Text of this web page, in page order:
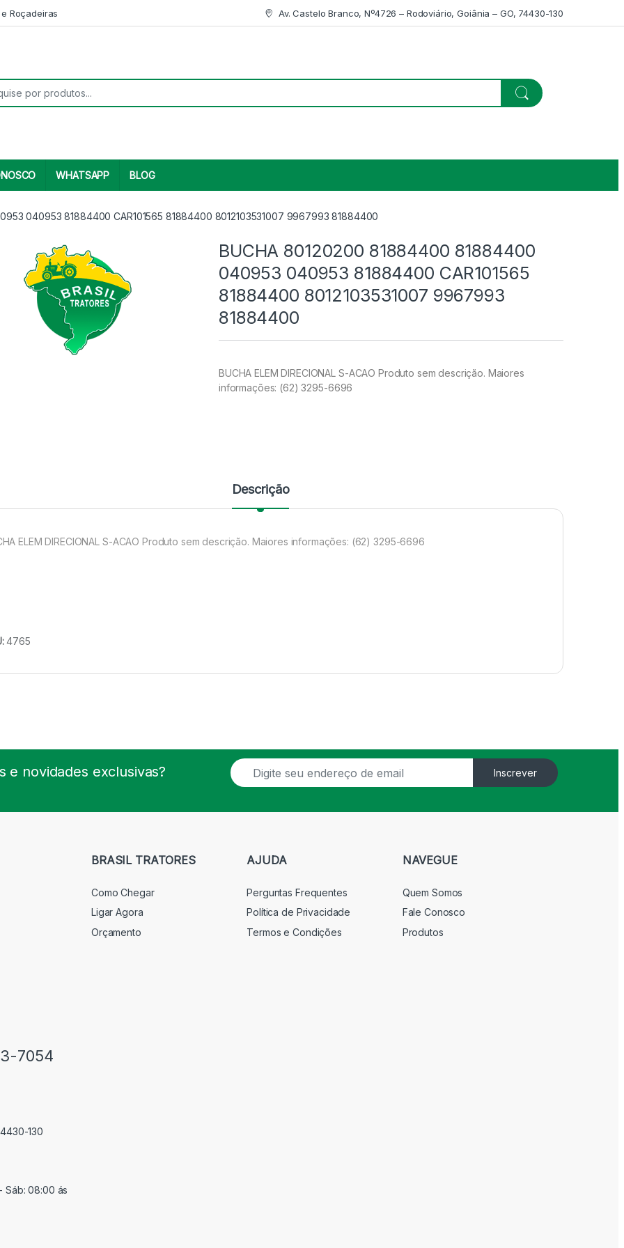
Roçadeiras Av. Castelo Branco, Nº4726 – Rodoviário, Goiânia – GO, 74430-130
WHATSAPP BLOG
040953 81884400 CAR101565 81884400 8012103531007 9967993 81884400
BUCHA 80120200 81884400 81884400
040953 040953 81884400 CAR101565
81884400 8012103531007 9967993
81884400
BUCHA ELEM DIRECIONAL S-ACAO Produto sem descrição. Maiores
informações: (62) 3295-6696
Descrição
ELEM DIRECIONAL S-ACAO Produto sem descrição. Maiores informações: (62) 3295-6696
4765
novidades exclusivas?
E
m
Inscrever
7054
130
Sáb: 08:00 ás
BRASIL TRATORES
Como Chegar
Ligar Agora
Orçamento
AJUDA
Perguntas Frequentes
Política de Privacidade
Termos e Condições
NAVEGUE
Quem Somos
Fale Conosco
Produtos